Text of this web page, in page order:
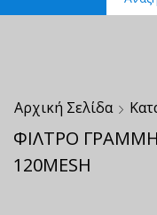
Αρχική Σελίδα
ΦΙΛΤΡΟ
120MESH